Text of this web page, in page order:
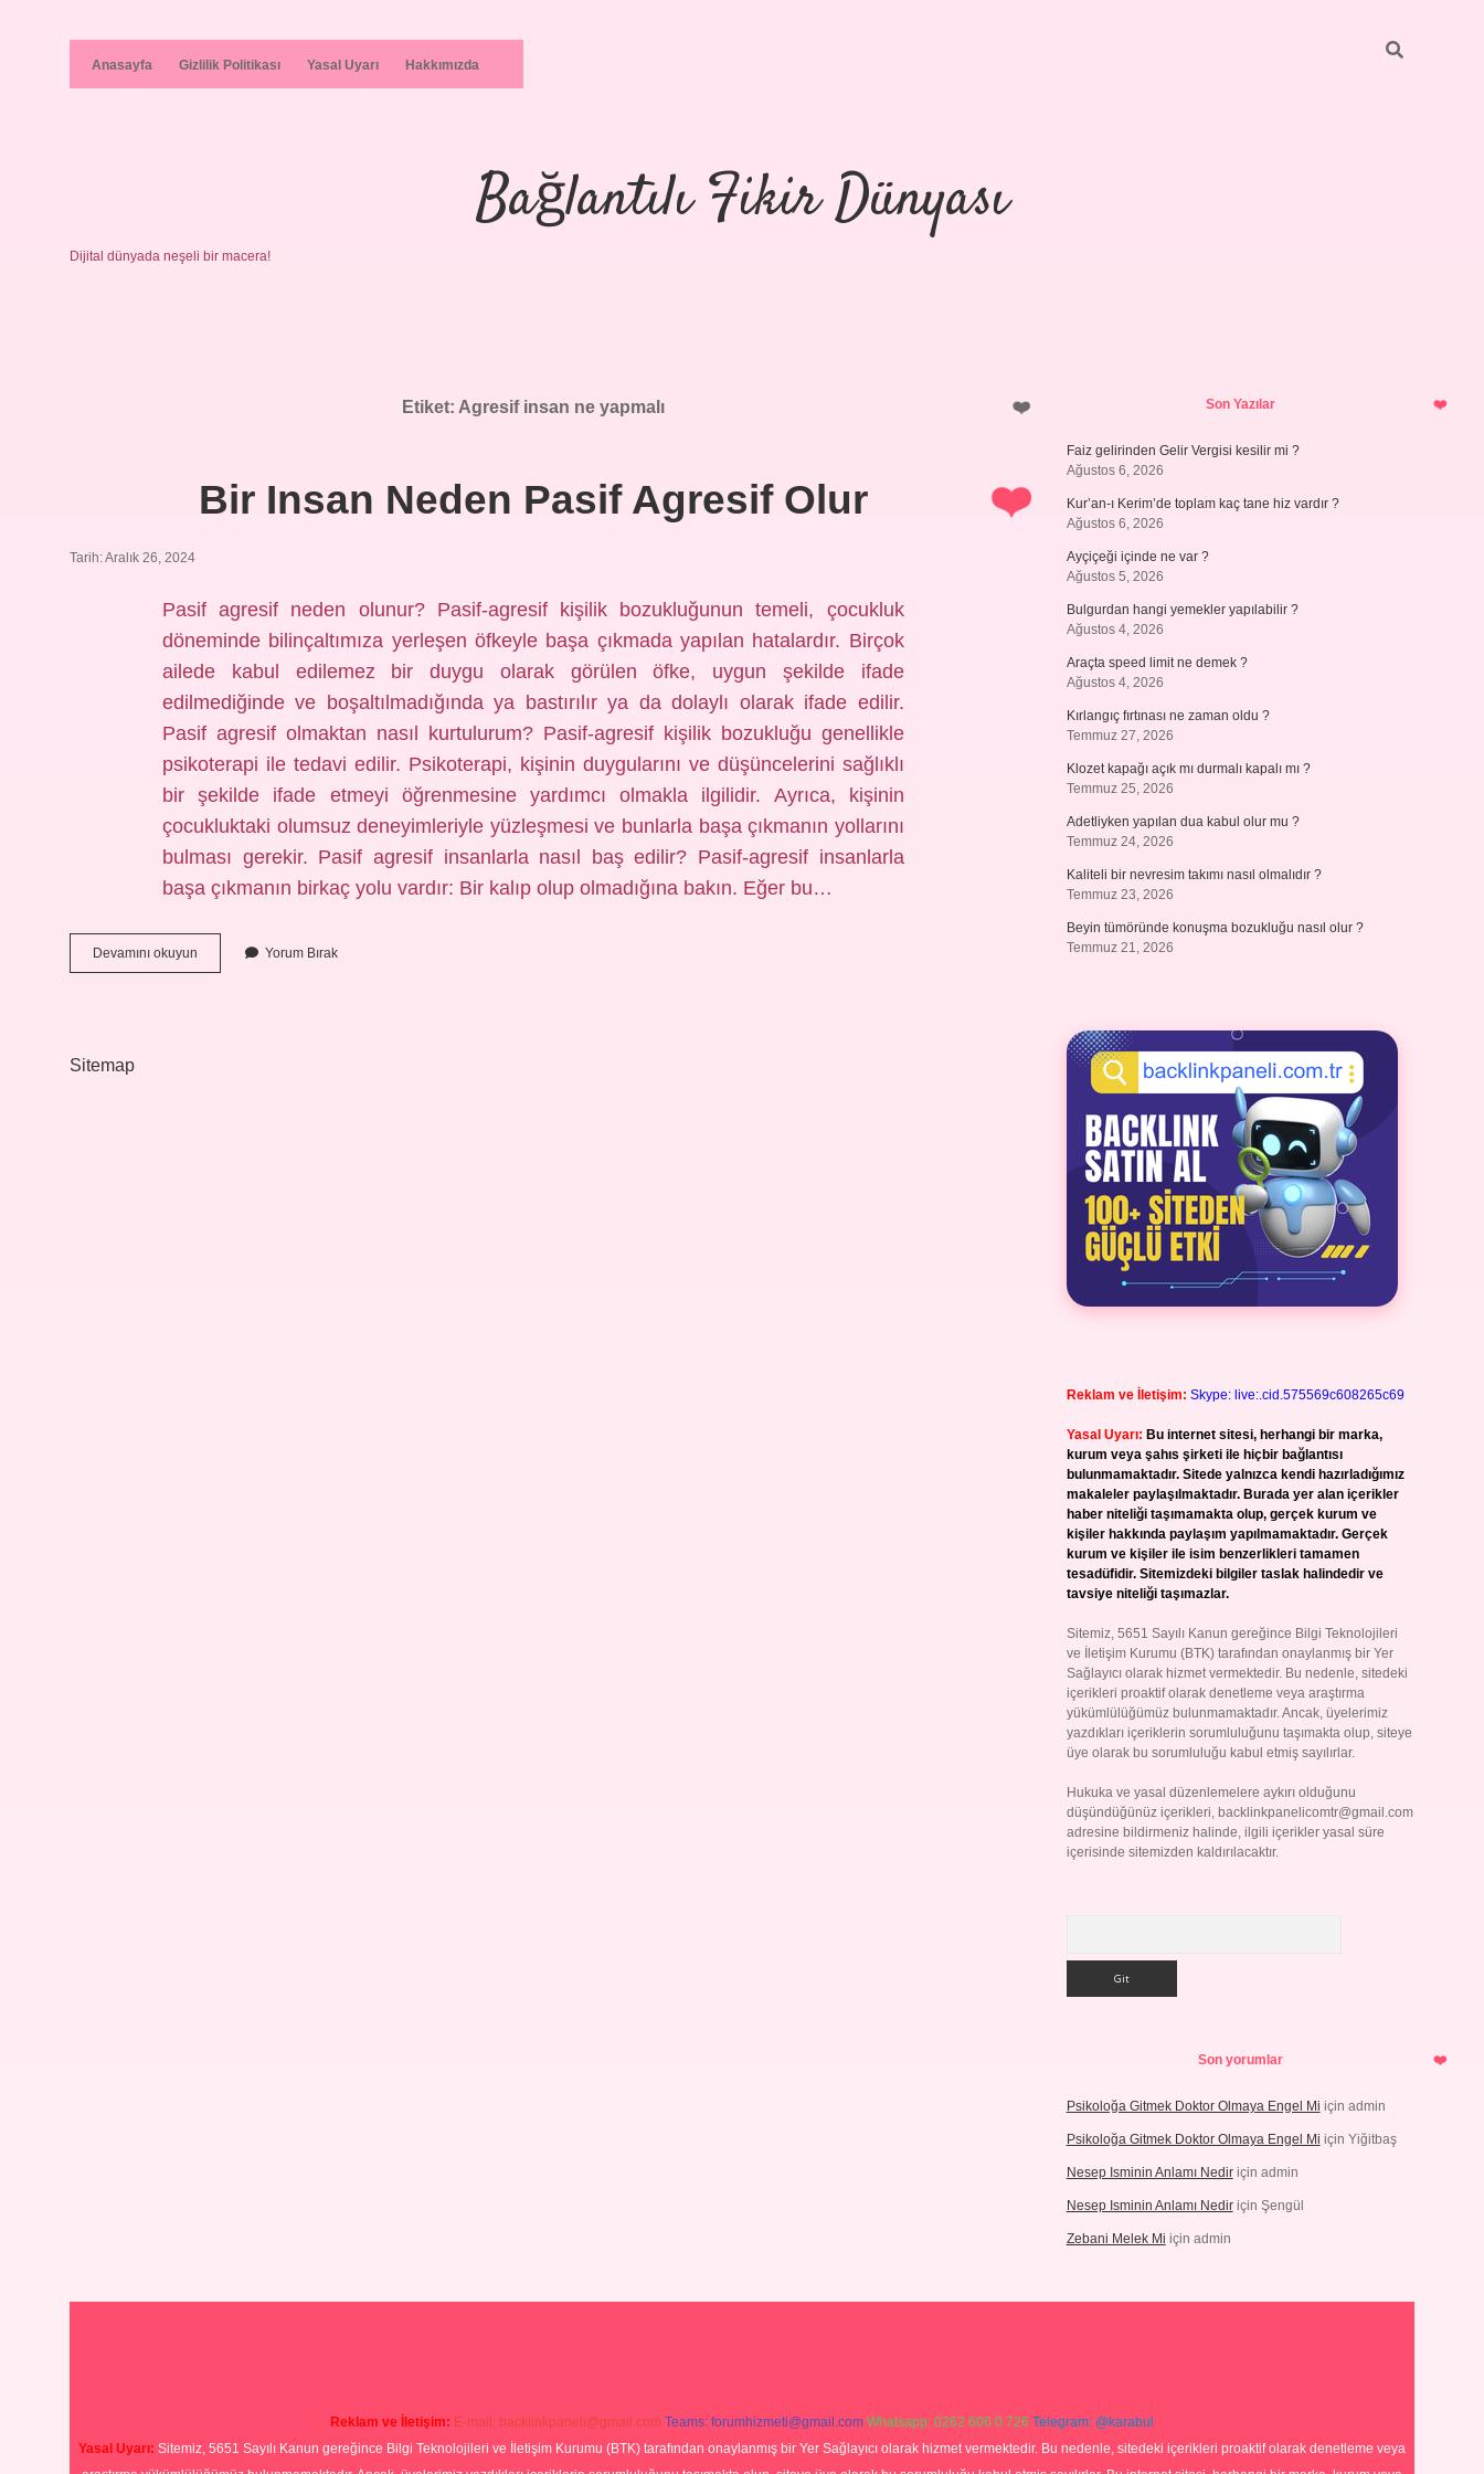
Anasayfa Gizlilik Politikası Yasal Uyarı Hakkımızda
Bağlantılı Fikir Dünyası
Dijital dünyada neşeli bir macera!
Etiket: Agresif insan ne yapmalı
Bir Insan Neden Pasif Agresif Olur
Tarih: Aralık 26, 2024
Pasif agresif neden olunur? Pasif-agresif kişilik bozukluğunun temeli, çocukluk
döneminde bilinçaltımıza yerleşen öfkeyle başa çıkmada yapılan hatalardır. Birçok
ailede kabul edilemez bir duygu olarak görülen öfke, uygun şekilde ifade
edilmediğinde ve boşaltılmadığında ya bastırılır ya da dolaylı olarak ifade edilir.
Pasif agresif olmaktan nasıl kurtulurum? Pasif-agresif kişilik bozukluğu genellikle
psikoterapi ile tedavi edilir. Psikoterapi, kişinin duygularını ve düşüncelerini sağlıklı
bir şekilde ifade etmeyi öğrenmesine yardımcı olmakla ilgilidir. Ayrıca, kişinin
çocukluktaki olumsuz deneyimleriyle yüzleşmesi ve bunlarla başa çıkmanın yollarını
bulması gerekir. Pasif agresif insanlarla nasıl baş edilir? Pasif-agresif insanlarla
başa çıkmanın birkaç yolu vardır: Bir kalıp olup olmadığına bakın. Eğer bu…
Devamını okuyun
Insan
Yorum Bırak
Sitemap
SidebarSon Yazılar
Faiz gelirinden Gelir Vergisi kesilir mi ?
Ağustos 6, 2026
Kur’an-ı Kerim’de toplam kaç tane hiz vardır ?
Ağustos 6, 2026
Ayçiçeği içinde ne var ?
Ağustos 5, 2026
Bulgurdan hangi yemekler yapılabilir ?
Ağustos 4, 2026
Araçta speed limit ne demek ?
Ağustos 4, 2026
Kırlangıç fırtınası ne zaman oldu ?
Temmuz 27, 2026
Klozet kapağı açık mı durmalı kapalı mı ?
Temmuz 25, 2026
Adetliyken yapılan dua kabul olur mu ?
Temmuz 24, 2026
Kaliteli bir nevresim takımı nasıl olmalıdır ?
Temmuz 23, 2026
Beyin tümöründe konuşma bozukluğu nasıl olur ?
Temmuz 21, 2026
Reklam ve İletişim: Skype: live:.cid.575569c608265c69
Yasal Uyarı: Bu internet sitesi, herhangi bir marka,
kurum veya şahıs şirketi ile hiçbir bağlantısı
bulunmamaktadır. Sitede yalnızca kendi hazırladığımız
makaleler paylaşılmaktadır. Burada yer alan içerikler
haber niteliği taşımamakta olup, gerçek kurum ve
kişiler hakkında paylaşım yapılmamaktadır. Gerçek
kurum ve kişiler ile isim benzerlikleri tamamen
tesadüfidir. Sitemizdeki bilgiler taslak halindedir ve
tavsiye niteliği taşımazlar.
Sitemiz, 5651 Sayılı Kanun gereğince Bilgi Teknolojileri
ve İletişim Kurumu (BTK) tarafından onaylanmış bir Yer
Sağlayıcı olarak hizmet vermektedir. Bu nedenle, sitedeki
içerikleri proaktif olarak denetleme veya araştırma
yükümlülüğümüz bulunmamaktadır. Ancak, üyelerimiz
yazdıkları içeriklerin sorumluluğunu taşımakta olup, siteye
üye olarak bu sorumluluğu kabul etmiş sayılırlar.
Hukuka ve yasal düzenlemelere aykırı olduğunu
düşündüğünüz içerikleri, backlinkpanelicomtr@gmail.com
adresine bildirmeniz halinde, ilgili içerikler yasal süre
içerisinde sitemizden kaldırılacaktır.
Son yorumlar
Psikoloğa Gitmek Doktor Olmaya Engel Mi için admin
Psikoloğa Gitmek Doktor Olmaya Engel Mi için Yiğitbaş
Nesep Isminin Anlamı Nediriçin admin
Nesep Isminin Anlamı Nediriçin Şengül
Zebani Melek Mi için admin
Reklam ve İletişim: E-mail: backlinkpaneli@gmail.com Teams: forumhizmeti@gmail.com Whatsapp: 0262 606 0 726 Telegram: @karabul
Yasal Uyarı: Sitemiz, 5651 Sayılı Kanun gereğince Bilgi Teknolojileri ve İletişim Kurumu (BTK) tarafından onaylanmış bir Yer Sağlayıcı olarak hizmet vermektedir. Bu nedenle, sitedeki içerikleri proaktif olarak denetleme veya